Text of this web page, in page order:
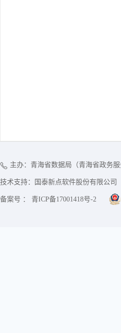
主办：青海省数据局（青海省政务服
技术支持：国泰新点软件股份有限公司
备案号 ： 青ICP备17001418号-2